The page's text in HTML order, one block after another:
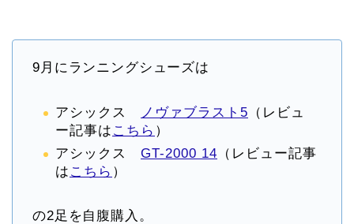
9月にランニングシューズは
アシックス ノヴァブラスト5 （レビュ
ー記事は こちら ）
アシックス GT-2000 14 （レビュー記事
は こちら ）
の2足を自腹購入。